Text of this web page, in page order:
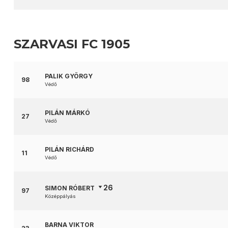
SZARVASI FC 1905
98 PALIK GYÖRGY
Védő
27 PILÁN MÁRKÓ
Védő
11 PILÁN RICHÁRD
Védő
97 SIMON RÓBERT 26
Középpályás
BARNA VIKTOR